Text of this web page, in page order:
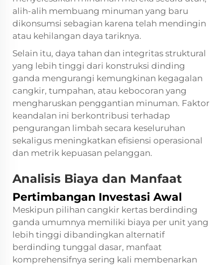
alih-alih membuang minuman yang baru
dikonsumsi sebagian karena telah mendingin
atau kehilangan daya tariknya.
Selain itu, daya tahan dan integritas struktural
yang lebih tinggi dari konstruksi dinding
ganda mengurangi kemungkinan kegagalan
cangkir, tumpahan, atau kebocoran yang
mengharuskan penggantian minuman. Faktor
keandalan ini berkontribusi terhadap
pengurangan limbah secara keseluruhan
sekaligus meningkatkan efisiensi operasional
dan metrik kepuasan pelanggan.
Analisis Biaya dan Manfaat
Pertimbangan Investasi Awal
Meskipun pilihan cangkir kertas berdinding
ganda umumnya memiliki biaya per unit yang
lebih tinggi dibandingkan alternatif
berdinding tunggal dasar, manfaat
komprehensifnya sering kali membenarkan